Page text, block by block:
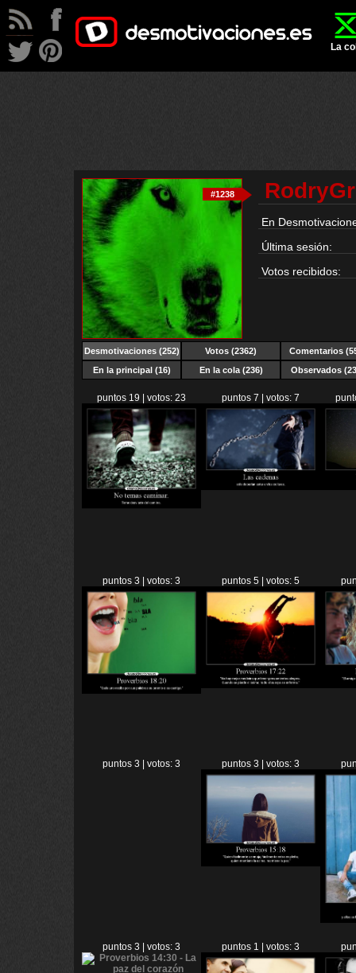
La
#1238
En
Última sesión:
Votos recibidos:
Desmotivaciones(252) Votos (2362)
Comentarios
En la principal (16)
En la cola (236) Observados
puntos 19 | votos: 23 puntos 7 | votos: 7
puntos 3 | votos: 3 puntos 5 | votos: 5
puntos 3 | votos: 3 puntos 3 | votos: 3
puntos 3 | votos: 3 puntos 1 | votos: 3